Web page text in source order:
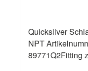
Quicksilver
NPT
89771Q2Fitting